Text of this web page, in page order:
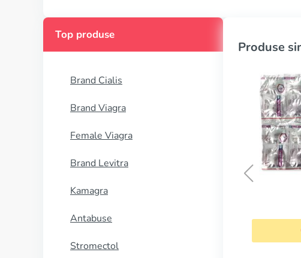
Top produse
Brand Cialis
Brand Viagra
Female Viagra
Brand Levitra
Kamagra
Antabuse
Stromectol
Produse